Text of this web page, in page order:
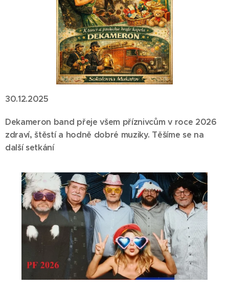
30.12.2025
Dekameron band přeje všem příznivcům v roce 2026
zdraví, štěstí a hodně dobré muziky. Těšíme se na
další setkání